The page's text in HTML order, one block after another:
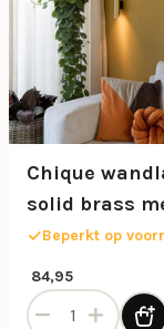
Chique
solid brass
zwart
Beperkt op
84,95
Chique